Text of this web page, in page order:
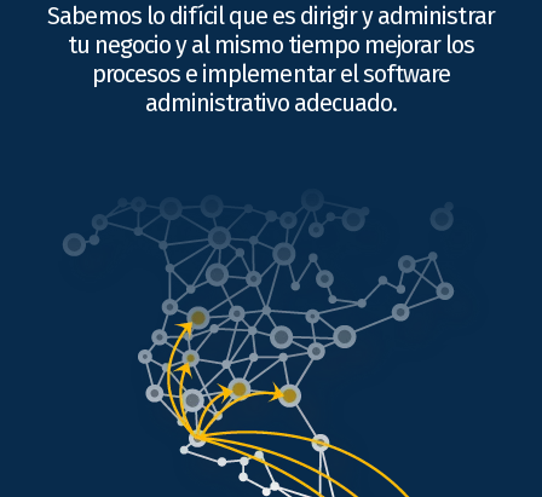
Sabemos lo difícil que es dirigir y administrar
tu negocio y al mismo tiempo mejorar los
procesos e implementar el software
administrativo adecuado.